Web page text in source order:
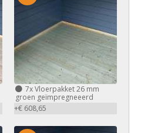
7xVloerpakket 26 mm
groen geïmpregneeerd
+€ 608,65